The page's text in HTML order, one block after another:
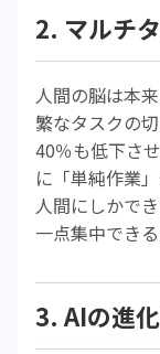
2. マルチ
人間の脳は本
繁なタスクの
40％も低下さ
に「単純作業
人間にしかで
一点集中でき
3. AIの進